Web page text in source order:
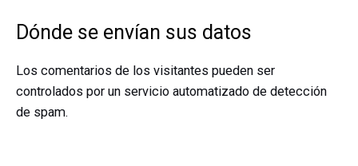
Dónde se envían sus datos
Los comentarios de los visitantes pueden ser
controlados por un servicio automatizado de detección
de spam.